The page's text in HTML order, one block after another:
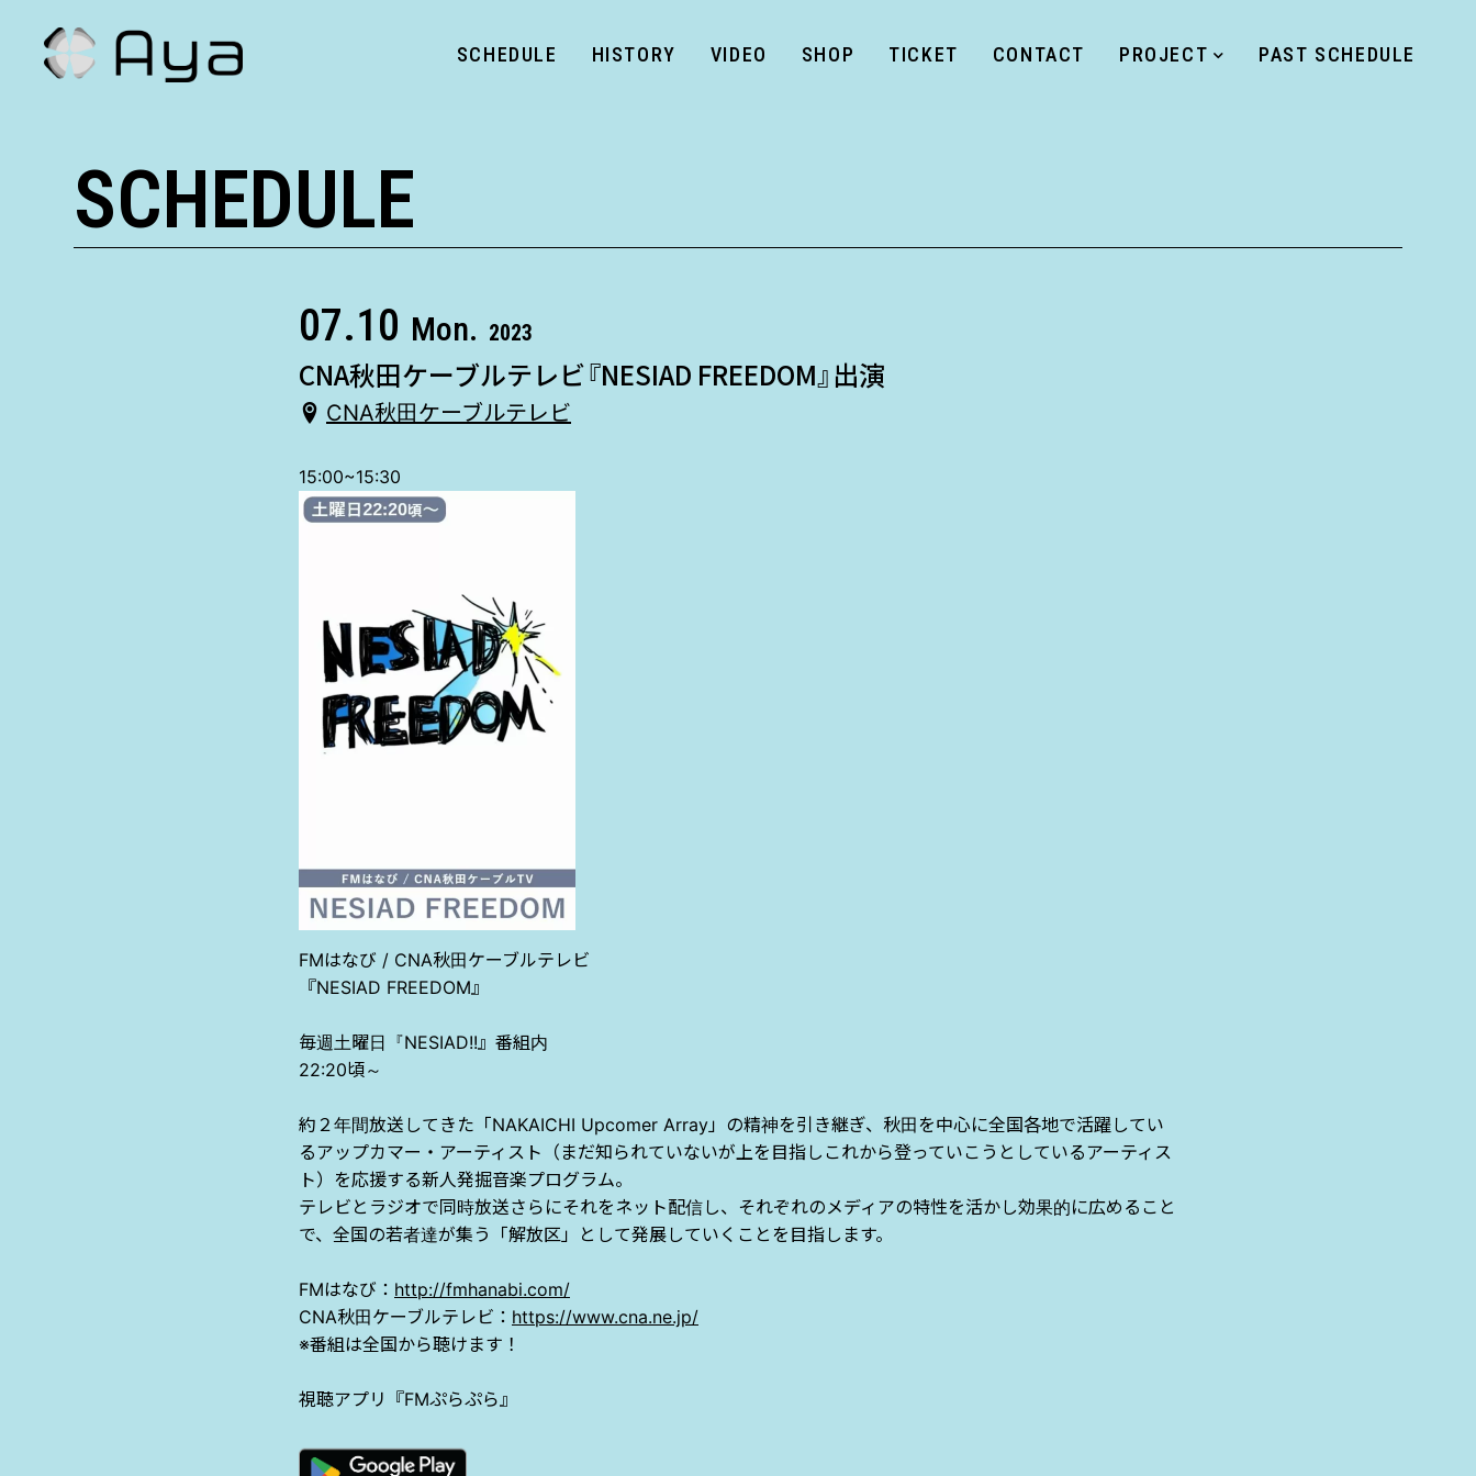
SCHEDULE HISTORY VIDEO SHOP TICKET CONTACT PROJECT PAST SCHEDULE
SCHEDULE
07.10 Mon. 2023
CNA秋田ケーブルテレビ『NESIAD FREEDOM』出演
CNA秋田ケーブルテレビ
15:00~15:30
FMはなび / CNA秋田ケーブルテレビ
『NESIAD FREEDOM 』
毎週土曜日『NESIAD!! 』番組内
22:20頃～
約２年間放送してきた「NAKAICHI Upcomer Array 」の精神を引き継ぎ、秋田を中心に全国各地で活躍してい
るアップカマー・アーティスト（まだ知られていないが上を目指しこれから登っていこうとしているアーティス
ト）を応援する新人発掘音楽プログラム。
テレビとラジオで同時放送さらにそれをネット配信し、それぞれのメディアの特性を活かし効果的に広めること
で、全国の若者達が集う「解放区」として発展していくことを目指します。
FMはなび： http://fmhanabi.com/
CNA秋田ケーブルテレビ： https://www.cna.ne.jp/
※番組は全国から聴けます！
視聴アプリ『FMぷらぷら』